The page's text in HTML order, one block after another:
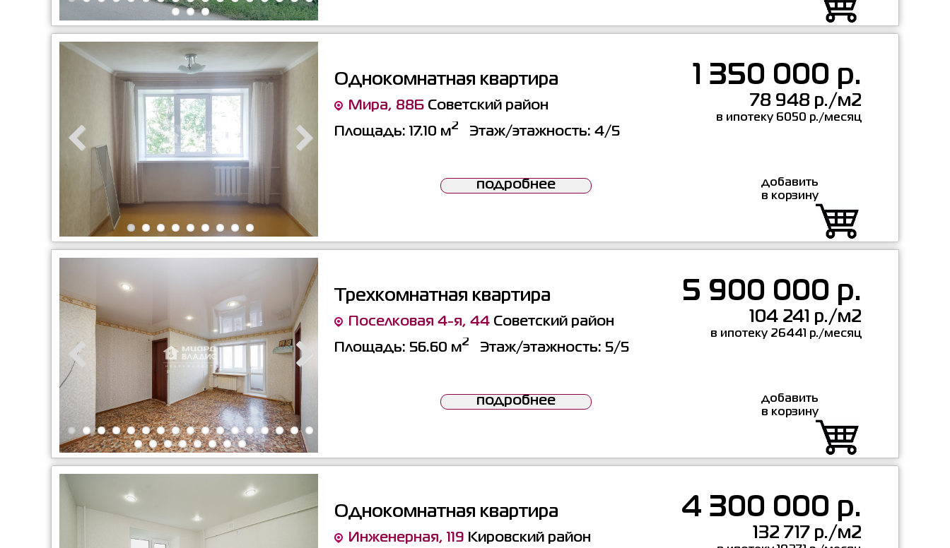
1 350 000 р.
78 948 р./м2
в ипотеку 6050 р./месяц
Однокомнатная квартира
Мира, 88Б Советский район
Площадь: 17.10 м2 Этаж/этажность: 4/5
подробнее
добавить
в корзину
5 900 000 р.
104 241 р./м2
в ипотеку 26441 р./месяц
Трехкомнатная квартира
Поселковая 4-я, 44 Советский район
Площадь: 56.60 м2 Этаж/этажность: 5/5
подробнее
добавить
в корзину
4 300 000 р.
132 717 р./м2
Однокомнатная квартира
Инженерная, 119 Кировский район